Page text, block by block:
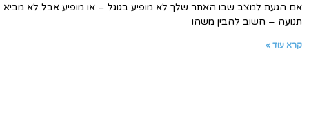
אם הגעת למצב שבו האתר שלך לא מופיע בגוגל – או מופיע אבל לא מביא
תנועה – חשוב להבין משהו
קרא עוד »